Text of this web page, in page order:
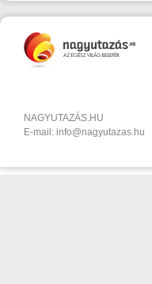
NAGYUTAZÁS.HU
E-mail: info@nagyutazas.hu